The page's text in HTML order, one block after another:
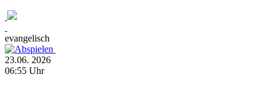
evangelisch
23.06. 2026
06:55 Uhr